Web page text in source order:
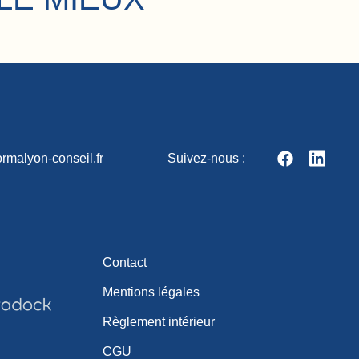
conseil.fr Suivez-nous :
Contact
Mentions légales
Règlement intérieur
CGU